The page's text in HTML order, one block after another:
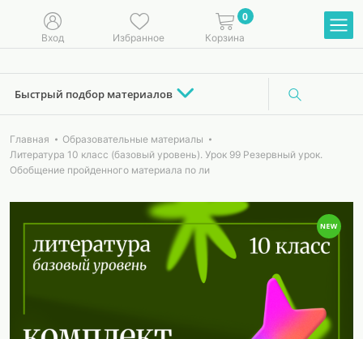
Вход Избранное
0
Корзина
Быстрый подбор материалов
Главная
Образовательные материалы
Литература 10 класс (базовый уровень). Урок 99 Резервный урок.
Обобщение пройденного материала по ли